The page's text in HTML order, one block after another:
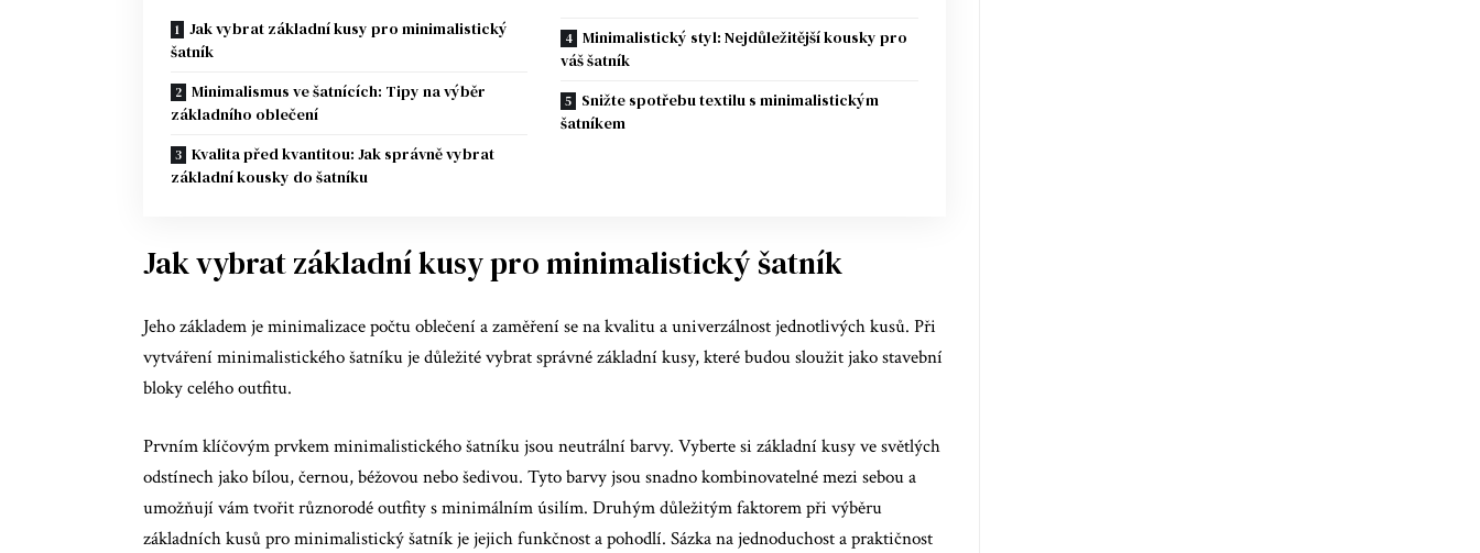
Jak vybrat základní kusy pro minimalistický
šatník
Minimalismus ve šatnících: Tipy na výběr
základního oblečení
Kvalita před kvantitou: Jak správně vybrat
základní kousky do šatníku
Minimalistický styl: Nejdůležitější kousky pro
váš šatník
Snižte spotřebu textilu s minimalistickým
šatníkem
Jak vybrat základní kusy pro minimalistický šatník
Jeho základem je minimalizace počtu oblečení a zaměření se na kvalitu a univerzálnost jednotlivých kusů. Při
vytváření minimalistického šatníku je důležité vybrat správné základní kusy, které budou sloužit jako stavební
bloky celého outfitu.
Prvním klíčovým prvkem minimalistického šatníku jsou neutrální barvy. Vyberte si základní kusy ve světlých
odstínech jako bílou, černou, béžovou nebo šedivou. Tyto barvy jsou snadno kombinovatelné mezi sebou a
umožňují vám tvořit různorodé outfity s minimálním úsilím. Druhým důležitým faktorem při výběru
základních kusů pro minimalistický šatník je jejich funkčnost a pohodlí. Sázka na jednoduchost a praktičnost